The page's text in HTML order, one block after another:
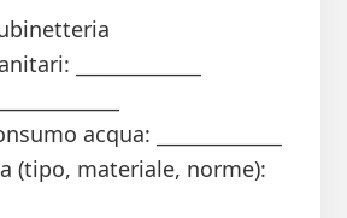
_____________
acqua: _____________
(tipo, materiale, norme):